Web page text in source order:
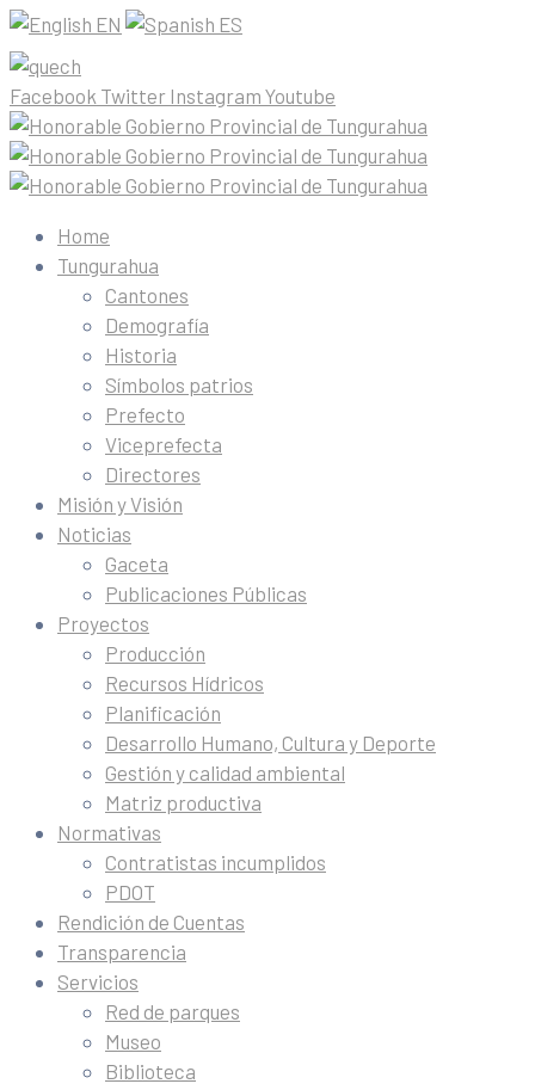
EN ES
Facebook Twitter Instagram Youtube
Home
Tungurahua
Cantones
Demografía
Historia
Símbolos patrios
Prefecto
Viceprefecta
Directores
Misión y Visión
Noticias
Gaceta
Publicaciones Públicas
Proyectos
Producción
Recursos Hídricos
Planificación
Desarrollo Humano, Cultura y Deporte
Gestión y calidad ambiental
Matriz productiva
Normativas
Contratistas incumplidos
PDOT
Rendición de Cuentas
Transparencia
Servicios
Red de parques
Museo
Biblioteca